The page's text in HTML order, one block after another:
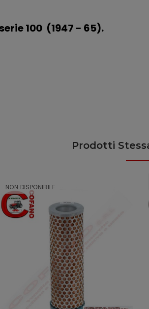
100 (1947 - 65).
Prodotti
NON DISPONIBILE